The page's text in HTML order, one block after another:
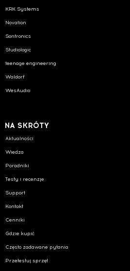
KRK Systems
Novation
Sontronics
Studiologic
teenage engineering
Waldorf
WesAudio
NA SKRÓTY
Aktualności
Wiedza
Poradniki
Testy i recenzje
Support
Kontakt
Cenniki
Gdzie kupić
Często zadawane pytania
Przetestuj sprzęt